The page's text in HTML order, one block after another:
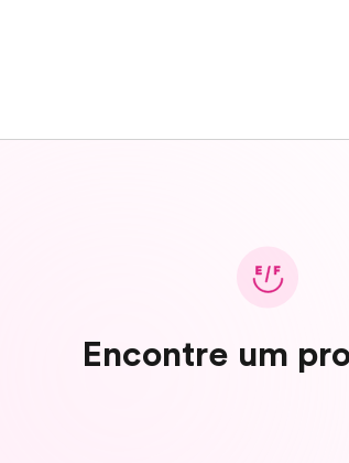
Encontre um